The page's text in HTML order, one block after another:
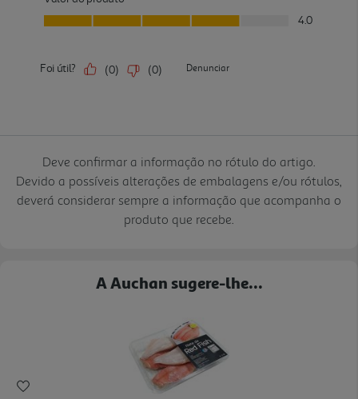
Deve confirmar a informação no rótulo do artigo.
Devido a possíveis alterações de embalagens e/ou rótulos,
deverá considerar sempre a informação que acompanha o
produto que recebe.
A Auchan sugere-lhe...